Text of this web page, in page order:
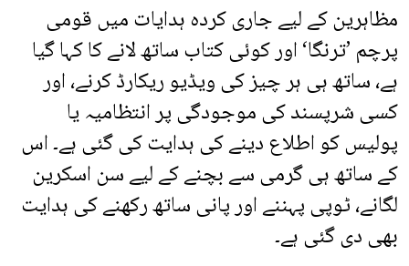
مظاہرین کے لیے جاری کردہ ہدایات میں قومی
پرچم ’ترنگا‘ اور کوئی کتاب ساتھ لانے کا کہا گیا
ہے، ساتھ ہی ہر چیز کی ویڈیو ریکارڈ کرنے، اور
کسی شرپسند کی موجودگی پر انتظامیہ یا
پولیس کو اطلاع دینے کی ہدایت کی گئی ہے۔ اس
کے ساتھ ہی گرمی سے بچنے کے لیے سن اسکرین
لگانے، ٹوپی پہننے اور پانی ساتھ رکھنے کی ہدایت
بھی دی گئی ہے۔